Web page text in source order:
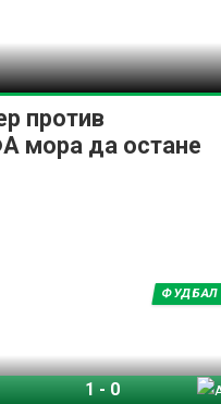
против
мора да остане
ФУДБАЛ
1-0